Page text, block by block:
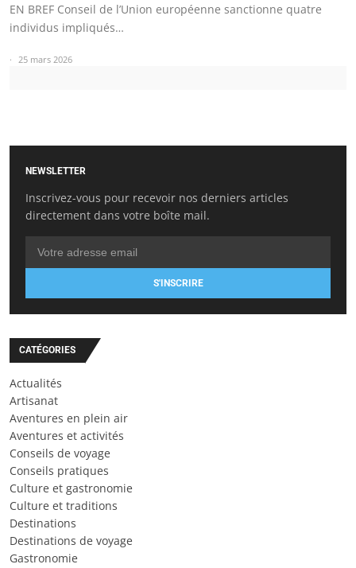
EN BREF Conseil de l’Union européenne sanctionne quatre
individus impliqués…
25 mars 2026
NEWSLETTER
Inscrivez-vous pour recevoir nos derniers articles
directement dans votre boîte mail.
S'INSCRIRE
CATÉGORIES
Actualités
Artisanat
Aventures en plein air
Aventures et activités
Conseils de voyage
Conseils pratiques
Culture et gastronomie
Culture et traditions
Destinations
Destinations de voyage
Gastronomie